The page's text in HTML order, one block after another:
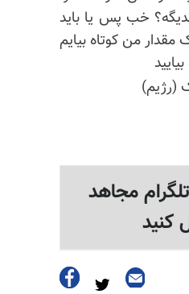
خب پس یا باید
مقدار من کوتاه بیایم
(رژیم)
مجاهد
کنید